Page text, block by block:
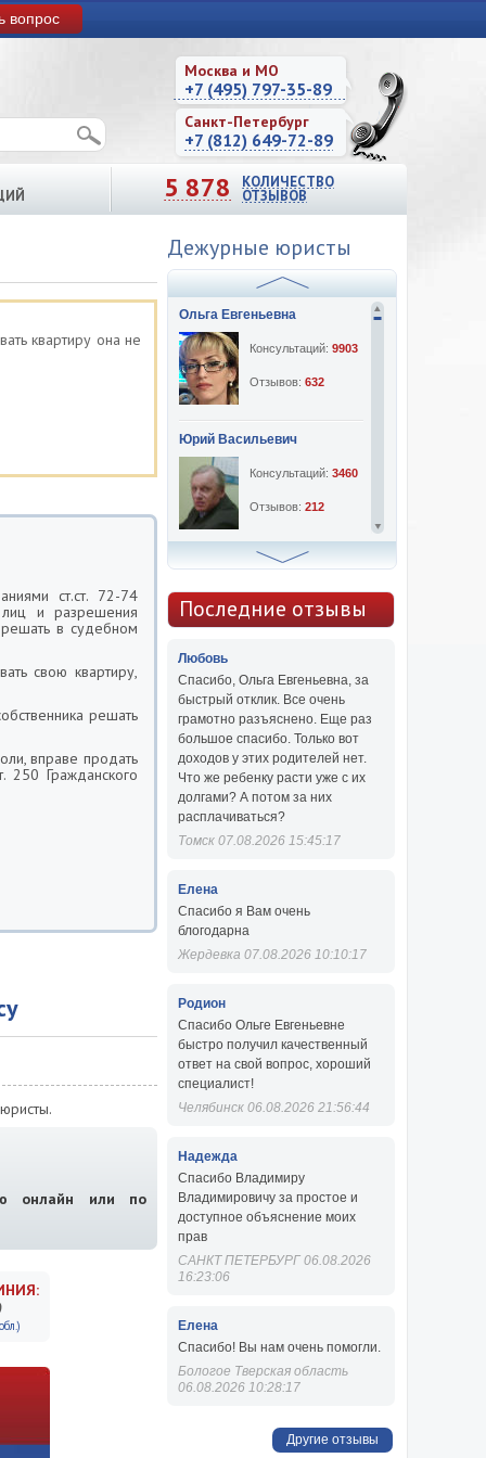
вопрос
Москва и МО
+7 (495) 797-35-89
Санкт-Петербург
+7 (812) 649-72-89
5 878 КОЛИЧЕСТВО
ОТЗЫВОВ
квартиру она не
ст.ст. 72-74
лиц и разрешения
решать в судебном
свою квартиру,
решать
вправе продать
250 Гражданского
онлайн или по
Дежурные юристы
Ольга Евгеньевна
Консультаций: 9903
Отзывов: 632
Юрий Васильевич
Консультаций: 3460
Отзывов: 212
Алексей Сергеевич
Отзывов:47
Последние отзывы
Любовь
Спасибо, Ольга Евгеньевна, за
быстрый отклик. Все очень
грамотно разъяснено. Еще раз
большое спасибо. Только вот
доходов у этих родителей нет.
Что же ребенку расти уже с их
долгами? А потом за них
расплачиваться?
Томск 07.08.2026 15:45:17
Елена
Спасибо я Вам очень
блогодарна
Жердевка 07.08.2026 10:10:17
Родион
Спасибо Ольге Евгеньевне
быстро получил качественный
ответ на свой вопрос, хороший
специалист!
Челябинск 06.08.2026 21:56:44
Надежда
Спасибо Владимиру
Владимировичу за простое и
доступное объяснение моих
прав
САНКТ ПЕТЕРБУРГ 06.08.2026
16:23:06
Елена
Спасибо! Вы нам очень помогли.
Бологое Тверская область
06.08.2026 10:28:17
Другие отзывы